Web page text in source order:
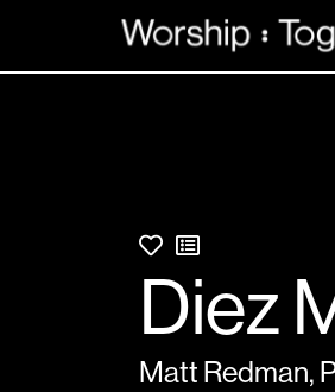
Diez
Matt Redman,